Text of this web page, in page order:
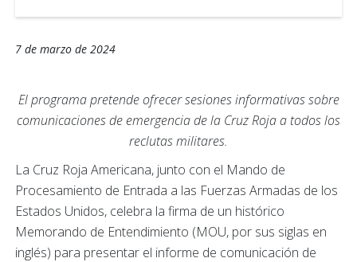
7 de marzo de 2024
El programa pretende ofrecer sesiones informativas sobre
comunicaciones de emergencia de la Cruz Roja a todos los
reclutas militares.
La Cruz Roja Americana, junto con el Mando de
Procesamiento de Entrada a las Fuerzas Armadas de los
Estados Unidos, celebra la firma de un histórico
Memorando de Entendimiento (MOU, por sus siglas en
inglés) para presentar el informe de comunicación de